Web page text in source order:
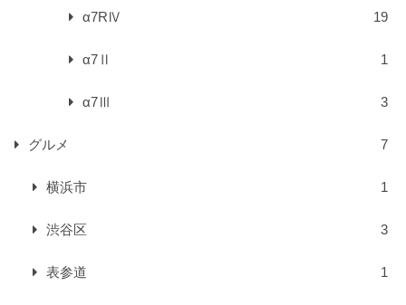
α7RⅣ 19
α7Ⅱ 1
α7Ⅲ 3
グルメ 7
横浜市 1
渋谷区 3
表参道 1